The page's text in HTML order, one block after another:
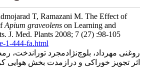
T, Ramazani M. The Effect of
ofApium graveolens on Learning and
J. Med. Plants 2008; 7 (27) :98-105
1-444-fa.html
مهرداد، بلوچ‌نژاد‌مجرد توراندخت،
تجویز خوراکی و درازمدت بخش هوایی